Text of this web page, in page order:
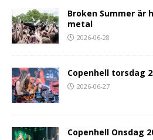
Broken Summer är
metal
2026-06-28
Copenhell torsdag
2026-06-27
Copenhell Onsdag